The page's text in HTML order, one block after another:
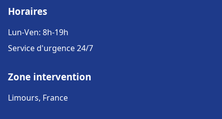
Horaires
Lun-Ven: 8h-19h
Service d'urgence 24/7
Zone intervention
Limours, France